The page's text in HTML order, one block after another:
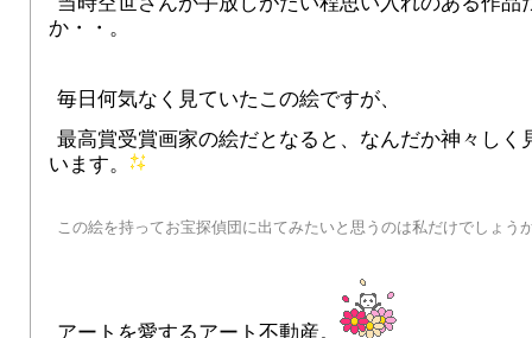
か・・。
毎日何気なく見ていたこの絵ですが、
最高賞受賞画家の絵だとなると、なんだか神々しく
います。
この絵を持ってお宝探偵団に出てみたいと思うのは私だけでしょう
アートを愛するアート不動産。